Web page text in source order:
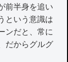
前半身を追い
という意識は
ンだと、常に
だからグルグ